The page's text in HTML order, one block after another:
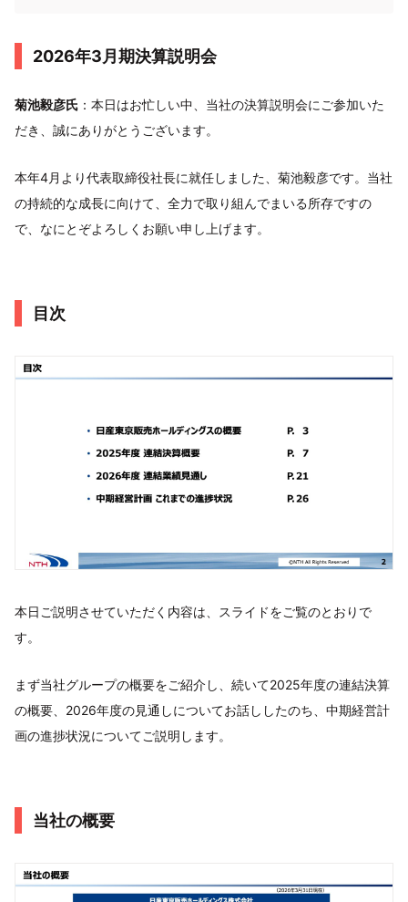
2026年3月期決算説明会
菊池毅彦氏 ：本日はお忙しい中、当社の決算説明会にご参加いた
だき、誠にありがとうございます。
本年4月より代表取締役社長に就任しました、菊池毅彦です。当社
の持続的な成長に向けて、全力で取り組んでまいる所存ですの
で、なにとぞよろしくお願い申し上げます。
目次
本日ご説明させていただく内容は、スライドをご覧のとおりで
す。
まず当社グループの概要をご紹介し、続いて2025年度の連結決算
の概要、2026年度の見通しについてお話ししたのち、中期経営計
画の進捗状況についてご説明します。
当社の概要